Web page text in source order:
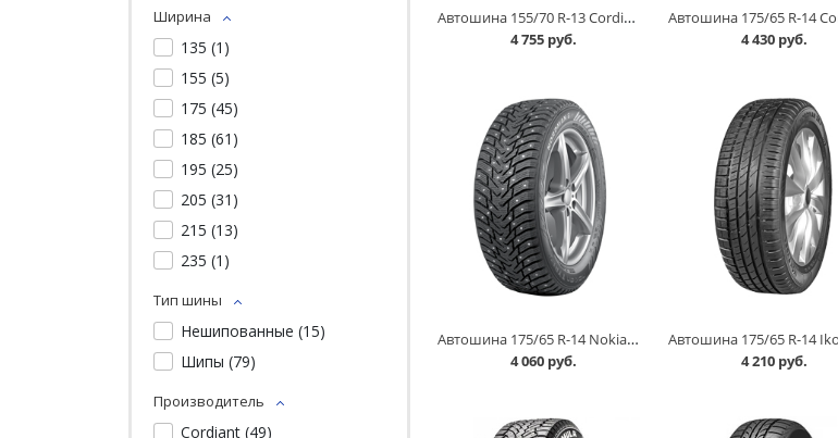
Ширина
135 (1 )
155 (5)
175 (45)
185 (61 )
195 (25)
205 (31 )
215 (13)
235 (1 )
Тип шины
Нешипованные (15)
Шипы (79)
Производитель
Cordiant (49)
Автошина 155/70 R-13 Cordiant Snow Cross шип в Омске
4 755 руб. 4 430 руб.
Автошина 175/65 R-14 Nokian Nordman 8 86T шип в Омске
4 060 руб. 4 210 руб.